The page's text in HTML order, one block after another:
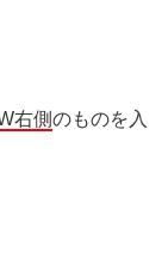
右側のものを入